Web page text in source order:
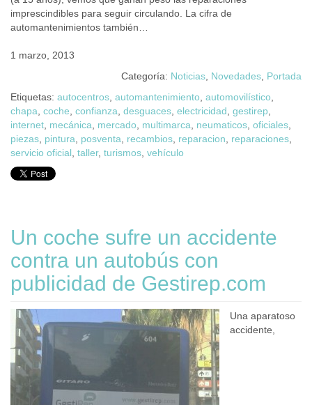
imprescindibles para seguir circulando. La cifra de
automantenimientos también…
1 marzo, 2013
Categoría: Noticias Novedades Portada
Etiquetas: autocentros automantenimiento automovilístico
chapa coche confianza desguaces electricidad gestirep
internet mecánica mercado multimarca neumaticos oficiales
piezas pintura posventa recambios reparacion reparaciones
servicio oficial taller, turismos vehículo
Un coche sufre un accidente
contra un autobús con
publicidad de Gestirep.com
Una aparatoso
accidente,